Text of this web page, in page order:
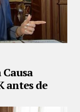
por causa Vialidad,
en 2023 y apuntó
antes de